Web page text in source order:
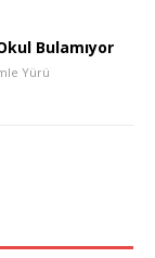
Bulamıyor
Yürü